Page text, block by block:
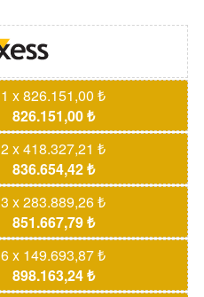
1 x 826.151,00 ₺
826.151,00 ₺
2 x 418.327,21 ₺
836.654,42 ₺
3 x 283.889,26 ₺
851.667,79 ₺
6 x 149.693,87 ₺
898.163,24 ₺